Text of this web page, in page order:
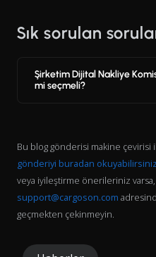
Sık sorulan
Şirketim Dijital Nakliye
mi seçmeli?
Bu blog gönderisi makine çevirisi
gönderiyi buradan okuyabilirsiniz
veya iyileştirme önerileriniz
support@cargoson.com
geçmekten çekinmeyin.